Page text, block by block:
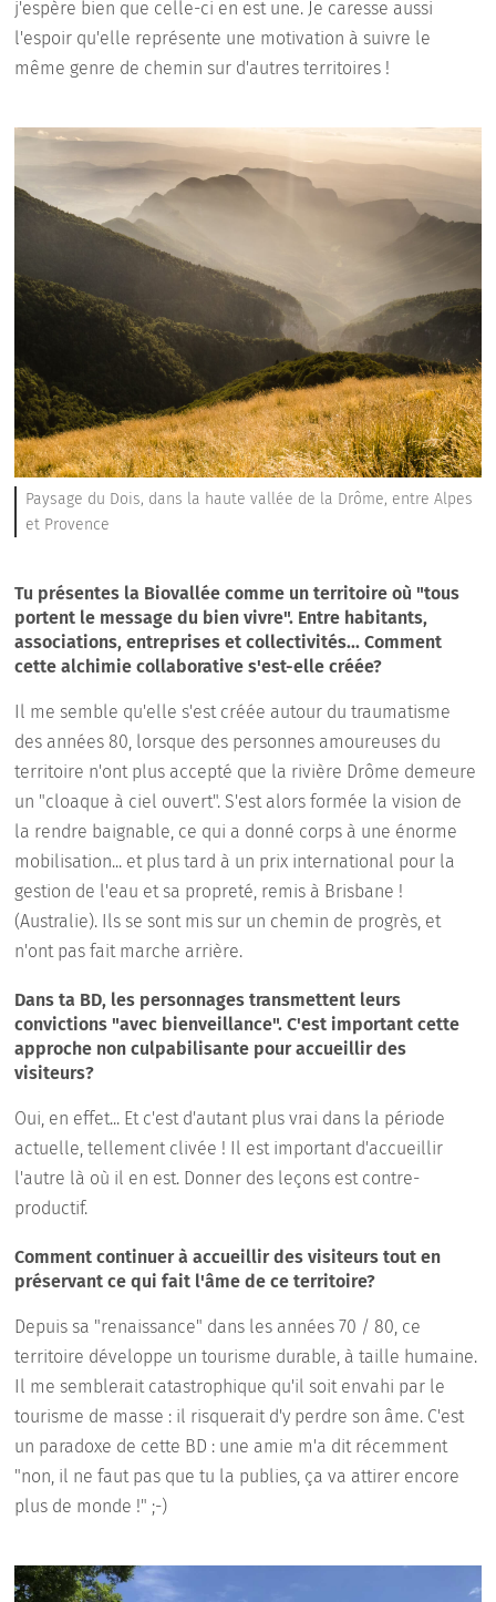
j'espère bien que celle-ci en est une. Je caresse aussi
l'espoir qu'elle représente une motivation à suivre le
même genre de chemin sur d'autres territoires !
Paysage du Dois, dans la haute vallée de la Drôme, entre Alpes
et Provence
Tu présentes la Biovallée comme un territoire où "tous
portent le message du bien vivre". Entre habitants,
associations, entreprises et collectivités... Comment
cette alchimie collaborative s'est-elle créée?
Il me semble qu'elle s'est créée autour du traumatisme
des années 80, lorsque des personnes amoureuses du
territoire n'ont plus accepté que la rivière Drôme demeure
un "cloaque à ciel ouvert". S'est alors formée la vision de
la rendre baignable, ce qui a donné corps à une énorme
mobilisation... et plus tard à un prix international pour la
gestion de l'eau et sa propreté, remis à Brisbane !
(Australie). Ils se sont mis sur un chemin de progrès, et
n'ont pas fait marche arrière.
Dans ta BD, les personnages transmettent leurs
convictions "avec bienveillance". C'est important cette
approche non culpabilisante pour accueillir des
visiteurs?
Oui, en effet... Et c'est d'autant plus vrai dans la période
actuelle, tellement clivée ! Il est important d'accueillir
l'autre là où il en est. Donner des leçons est contre-
productif.
Comment continuer à accueillir des visiteurs tout en
préservant ce qui fait l'âme de ce territoire?
Depuis sa "renaissance" dans les années 70 / 80, ce
territoire développe un tourisme durable, à taille humaine.
Il me semblerait catastrophique qu'il soit envahi par le
tourisme de masse : il risquerait d'y perdre son âme. C'est
un paradoxe de cette BD : une amie m'a dit récemment
"non, il ne faut pas que tu la publies, ça va attirer encore
plus de monde !" ;-)